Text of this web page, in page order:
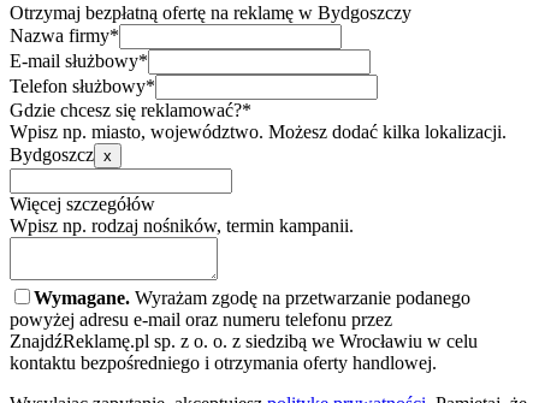
Otrzymaj bezpłatną ofertę na reklamę w Bydgoszczy
Nazwa firmy*
E-mail służbowy*
Telefon służbowy*
Gdzie chcesz się reklamować?*
Wpisz np. miasto, województwo. Możesz dodać kilka lokalizacji.
Bydgoszcz x
Więcej szczegółów
Wpisz np. rodzaj nośników, termin kampanii.
Wymagane. Wyrażam zgodę na przetwarzanie podanego
powyżej adresu e-mail oraz numeru telefonu przez
ZnajdźReklamę.pl sp. z o. o. z siedzibą we Wrocławiu w celu
kontaktu bezpośredniego i otrzymania oferty handlowej.